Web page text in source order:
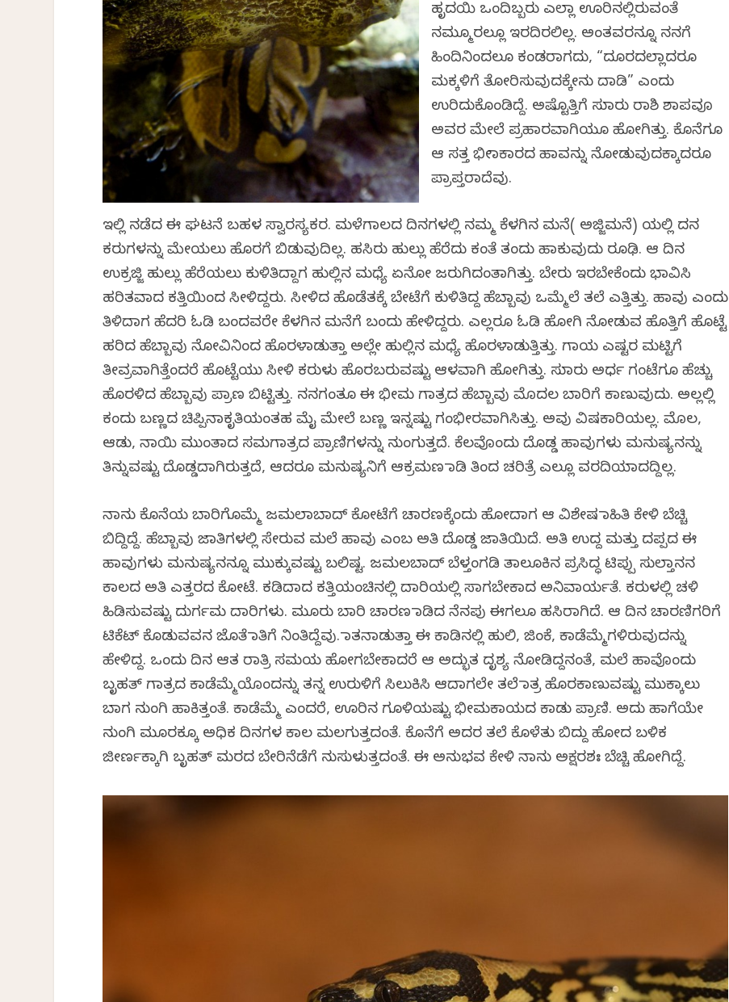
ಹೃದಯಿ ಒಂದಿಬ್ಬರು ಎಲ್ಲಾ ಊರಿನಲ್ಲಿರುವಂತೆ
ನಮ್ಮೂರಲ್ಲೂ ಇರದಿರಲಿಲ್ಲ. ಅಂತವರನ್ನೂ ನನಗೆ
ಹಿಂದಿನಿಂದಲೂ ಕಂಡರಾಗದು, “ದೂರದಲ್ಲಾದರೂ
ಮಕ್ಕಳಿಗೆ ತೋರಿಸುವುದಕ್ಕೇನು ದಾಡಿ” ಎಂದು
ಉರಿದುಕೊಂಡಿದ್ದೆ. ಅಷ್ಟೊತ್ತಿಗೆ ಸುಮಾರು ರಾಶಿ ಶಾಪವೂ
ಅವರ ಮೇಲೆ ಪ್ರಹಾರವಾಗಿಯೂ ಹೋಗಿತ್ತು. ಕೊನೆಗೂ
ಆ ಸತ್ತ ಭೀಮಾಕಾರದ ಹಾವನ್ನು ನೋಡುವುದಕ್ಕಾದರೂ
ಪ್ರಾಪ್ತರಾದೆವು.
ಇಲ್ಲಿ ನಡೆದ ಈ ಘಟನೆ ಬಹಳ ಸ್ವಾರಸ್ಯಕರ. ಮಳೆಗಾಲದ ದಿನಗಳಲ್ಲಿ ನಮ್ಮ ಕೆಳಗಿನ ಮನೆ( ಅಜ್ಜಿಮನೆ) ಯಲ್ಲಿ ದನ
ಕರುಗಳನ್ನು ಮೇಯಲು ಹೊರಗೆ ಬಿಡುವುದಿಲ್ಲ. ಹಸಿರು ಹುಲ್ಲು ಹೆರೆದು ಕಂತೆ ತಂದು ಹಾಕುವುದು ರೂಢಿ. ಆ ದಿನ
ಉಕ್ರಜ್ಜಿ ಹುಲ್ಲು ಹೆರೆಯಲು ಕುಳಿತಿದ್ದಾಗ ಹುಲ್ಲಿನ ಮಧ್ಯೆ ಏನೋ ಜರುಗಿದಂತಾಗಿತ್ತು. ಬೇರು ಇರಬೇಕೆಂದು ಭಾವಿಸಿ
ಹರಿತವಾದ ಕತ್ತಿಯಿಂದ ಸೀಳಿದ್ದರು. ಸೀಳಿದ ಹೊಡೆತಕ್ಕೆ ಬೇಟೆಗೆ ಕುಳಿತಿದ್ದ ಹೆಬ್ಬಾವು ಒಮ್ಮೆಲೆ ತಲೆ ಎತ್ತಿತ್ತು. ಹಾವು ಎಂದು
ತಿಳಿದಾಗ ಹೆದರಿ ಓಡಿ ಬಂದವರೇ ಕೆಳಗಿನ ಮನೆಗೆ ಬಂದು ಹೇಳಿದ್ದರು. ಎಲ್ಲರೂ ಓಡಿ ಹೋಗಿ ನೋಡುವ ಹೊತ್ತಿಗೆ ಹೊಟ್ಟೆ
ಹರಿದ ಹೆಬ್ಬಾವು ನೋವಿನಿಂದ ಹೊರಳಾಡುತ್ತಾ ಅಲ್ಲೇ ಹುಲ್ಲಿನ ಮಧ್ಯೆ ಹೊರಳಾಡುತ್ತಿತ್ತು. ಗಾಯ ಎಷ್ಟರ ಮಟ್ಟಿಗೆ
ತೀವ್ರವಾಗಿತ್ತೆಂದರೆ ಹೊಟ್ಟೆಯು ಸೀಳಿ ಕರುಳು ಹೊರಬರುವಷ್ಟು ಆಳವಾಗಿ ಹೋಗಿತ್ತು. ಸುಮಾರು ಅರ್ಧ ಗಂಟೆಗೂ ಹೆಚ್ಚು
ಹೊರಳಿದ ಹೆಬ್ಬಾವು ಪ್ರಾಣ ಬಿಟ್ಟಿತ್ತು. ನನಗಂತೂ ಈ ಭೀಮ ಗಾತ್ರದ ಹೆಬ್ಬಾವು ಮೊದಲ ಬಾರಿಗೆ ಕಾಣುವುದು. ಅಲ್ಲಲ್ಲಿ
ಕಂದು ಬಣ್ಣದ ಚಿಪ್ಪಿನಾಕೃತಿಯಂತಹ ಮೈ ಮೇಲೆ ಬಣ್ಣ ಇನ್ನಷ್ಟು ಗಂಭೀರವಾಗಿಸಿತ್ತು. ಅವು ವಿಷಕಾರಿಯಲ್ಲ. ಮೊಲ,
ಆಡು, ನಾಯಿ ಮುಂತಾದ ಸಮಗಾತ್ರದ ಪ್ರಾಣಿಗಳನ್ನು ನುಂಗುತ್ತದೆ. ಕೆಲವೊಂದು ದೊಡ್ಡ ಹಾವುಗಳು ಮನುಷ್ಯನನ್ನು
ತಿನ್ನುವಷ್ಟು ದೊಡ್ಡದಾಗಿರುತ್ತದೆ, ಆದರೂ ಮನುಷ್ಯನಿಗೆ ಆಕ್ರಮಣ ಮಾಡಿ ತಿಂದ ಚರಿತ್ರೆ ಎಲ್ಲೂ ವರದಿಯಾದದ್ದಿಲ್ಲ.
ನಾನು ಕೊನೆಯ ಬಾರಿಗೊಮ್ಮೆ ಜಮಲಾಬಾದ್ ಕೋಟೆಗೆ ಚಾರಣಕ್ಕೆಂದು ಹೋದಾಗ ಆ ವಿಶೇಷ ಮಾಹಿತಿ ಕೇಳಿ ಬೆಚ್ಚಿ
ಬಿದ್ದಿದ್ದೆ. ಹೆಬ್ಬಾವು ಜಾತಿಗಳಲ್ಲಿ ಸೇರುವ ಮಲೆ ಹಾವು ಎಂಬ ಅತಿ ದೊಡ್ಡ ಜಾತಿಯಿದೆ. ಅತಿ ಉದ್ದ ಮತ್ತು ದಪ್ಪದ ಈ
ಹಾವುಗಳು ಮನುಷ್ಯನನ್ನೂ ಮುಕ್ಕುವಷ್ಟು ಬಲಿಷ್ಟ. ಜಮಲಬಾದ್ ಬೆಳ್ತಂಗಡಿ ತಾಲೂಕಿನ ಪ್ರಸಿದ್ಧ ಟಿಪ್ಪು ಸುಲ್ತಾನನ
ಕಾಲದ ಅತಿ ಎತ್ತರದ ಕೋಟೆ. ಕಡಿದಾದ ಕತ್ತಿಯಂಚಿನಲ್ಲಿ ದಾರಿಯಲ್ಲಿ ಸಾಗಬೇಕಾದ ಅನಿವಾರ್ಯತೆ. ಕರುಳಲ್ಲಿ ಚಳಿ
ಹಿಡಿಸುವಷ್ಟು ದುರ್ಗಮ ದಾರಿಗಳು. ಮೂರು ಬಾರಿ ಚಾರಣ ಮಾಡಿದ ನೆನಪು ಈಗಲೂ ಹಸಿರಾಗಿದೆ. ಆ ದಿನ ಚಾರಣಿಗರಿಗೆ
ಟಿಕೆಟ್ ಕೊಡುವವನ ಜೊತೆ ಮಾತಿಗೆ ನಿಂತಿದ್ದೆವು. ಮಾತನಾಡುತ್ತಾ ಈ ಕಾಡಿನಲ್ಲಿ ಹುಲಿ, ಜಿಂಕೆ, ಕಾಡೆಮ್ಮೆಗಳಿರುವುದನ್ನು
ಹೇಳಿದ್ದ. ಒಂದು ದಿನ ಆತ ರಾತ್ರಿ ಸಮಯ ಹೋಗಬೇಕಾದರೆ ಆ ಅದ್ಭುತ ದೃಶ್ಯ ನೋಡಿದ್ದನಂತೆ, ಮಲೆ ಹಾವೊಂದು
ಬೃಹತ್ ಗಾತ್ರದ ಕಾಡೆಮ್ಮೆಯೊಂದನ್ನು ತನ್ನ ಉರುಳಿಗೆ ಸಿಲುಕಿಸಿ ಆದಾಗಲೇ ತಲೆ ಮಾತ್ರ ಹೊರಕಾಣುವಷ್ಟು ಮುಕ್ಕಾಲು
ಬಾಗ ನುಂಗಿ ಹಾಕಿತ್ತಂತೆ. ಕಾಡೆಮ್ಮೆ ಎಂದರೆ, ಊರಿನ ಗೂಳಿಯಷ್ಟು ಭೀಮಕಾಯದ ಕಾಡು ಪ್ರಾಣಿ. ಅದು ಹಾಗೆಯೇ
ನುಂಗಿ ಮೂರಕ್ಕೂ ಅಧಿಕ ದಿನಗಳ ಕಾಲ ಮಲಗುತ್ತದಂತೆ. ಕೊನೆಗೆ ಅದರ ತಲೆ ಕೊಳೆತು ಬಿದ್ದು ಹೋದ ಬಳಿಕ
ಜೀರ್ಣಕ್ಕಾಗಿ ಬೃಹತ್ ಮರದ ಬೇರಿನೆಡೆಗೆ ನುಸುಳುತ್ತದಂತೆ. ಈ ಅನುಭವ ಕೇಳಿ ನಾನು ಅಕ್ಷರಶಃ ಬೆಚ್ಚಿ ಹೋಗಿದ್ದೆ.